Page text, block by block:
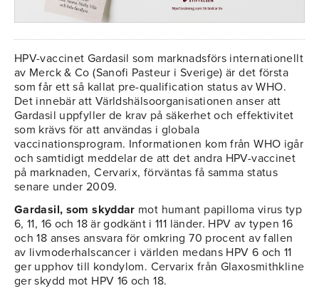
HPV-vaccinet Gardasil som marknadsförs internationellt
av Merck & Co (Sanofi Pasteur i Sverige) är det första
som får ett så kallat pre-qualification status av WHO.
Det innebär att Världshälsoorganisationen anser att
Gardasil uppfyller de krav på säkerhet och effektivitet
som krävs för att användas i globala
vaccinationsprogram. Informationen kom från WHO igår
och samtidigt meddelar de att det andra HPV-vaccinet
på marknaden, Cervarix, förväntas få samma status
senare under 2009.
Gardasil, som skyddar mot humant papilloma virus typ
6, 11, 16 och 18 är godkänt i 111 länder. HPV av typen 16
och 18 anses ansvara för omkring 70 procent av fallen
av livmoderhalscancer i världen medans HPV 6 och 11
ger upphov till kondylom. Cervarix från Glaxosmithkline
ger skydd mot HPV 16 och 18.